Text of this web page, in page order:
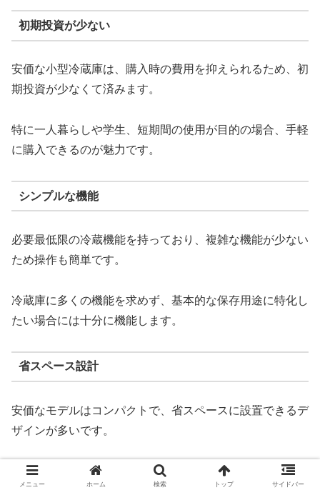
初期投資が少ない
安価な小型冷蔵庫は、購入時の費用を抑えられるため、初
期投資が少なくて済みます。
特に一人暮らしや学生、短期間の使用が目的の場合、手軽
に購入できるのが魅力です。
シンプルな機能
必要最低限の冷蔵機能を持っており、複雑な機能が少ない
ため操作も簡単です。
冷蔵庫に多くの機能を求めず、基本的な保存用途に特化し
たい場合には十分に機能します。
省スペース設計
安価なモデルはコンパクトで、省スペースに設置できるデ
ザインが多いです。
小さな部屋やオフィス、サブ冷蔵庫としても適していま
す。
メニュー ホーム 検索 トップ サイドバー